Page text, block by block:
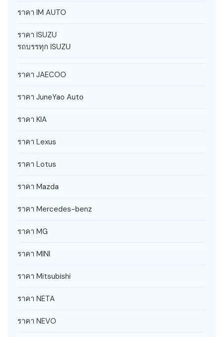
ราคา IM AUTO
ราคา ISUZU
รถบรรทุก ISUZU
ราคา JAECOO
ราคา JuneYao Auto
ราคา KIA
ราคา Lexus
ราคา Lotus
ราคา Mazda
ราคา Mercedes-benz
ราคา MG
ราคา MINI
ราคา Mitsubishi
ราคา NETA
ราคา NEVO